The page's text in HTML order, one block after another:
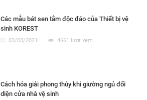
Các mẫu bát sen tắm độc đáo của Thiết bị vệ
sinh KOREST
03/03/2021 4661 lượt xem
Cách hóa giải phong thủy khi giường ngủ đối
diện cửa nhà vệ sinh